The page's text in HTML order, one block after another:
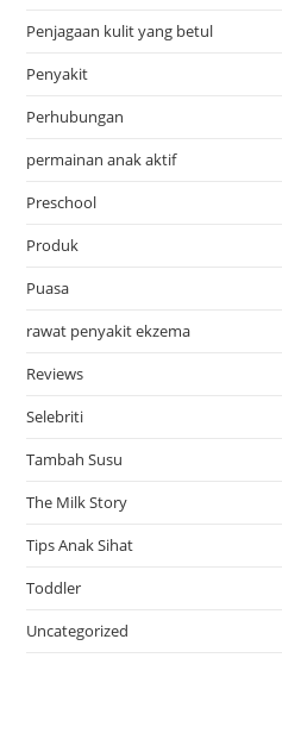
Penjagaan kulit yang betul
Penyakit
Perhubungan
permainan anak aktif
Preschool
Produk
Puasa
rawat penyakit ekzema
Reviews
Selebriti
Tambah Susu
The Milk Story
Tips Anak Sihat
Toddler
Uncategorized